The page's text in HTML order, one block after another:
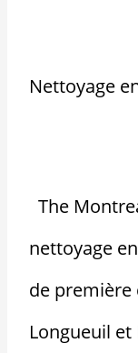
Nettoyage
The
nettoyage
de première
Longueuil et